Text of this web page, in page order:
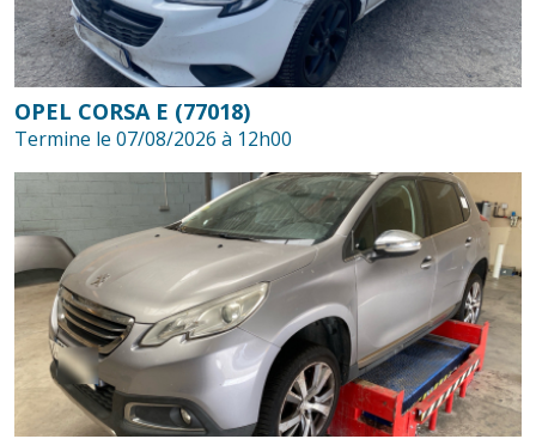
OPEL CORSA E (77018)
Termine le 07/08/2026 à 12h00